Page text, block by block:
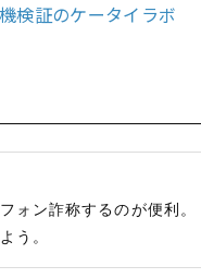
検証のケータイラボ
ォン詐称するのが便利。